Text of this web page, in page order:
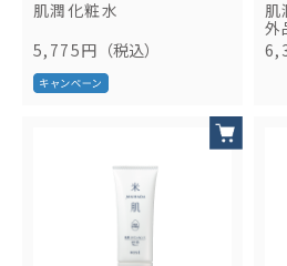
肌潤化粧水
5,775円 （税込）
肌
外